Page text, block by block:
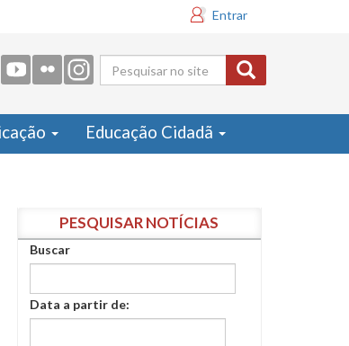
Entrar
Formulário
de busca
Educação Cidadã
PESQUISAR NOTÍCIAS
Buscar
Data a partir de: